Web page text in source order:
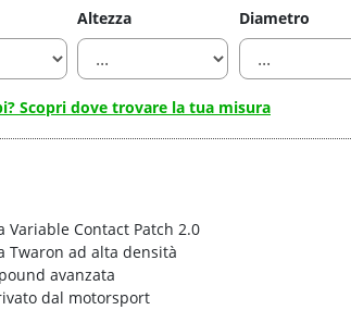
Altezza Diametro
Scopri dove trovare la tua misura
Variable Contact Patch 2.0
Twaron ad alta densità
avanzata
dal motorsport